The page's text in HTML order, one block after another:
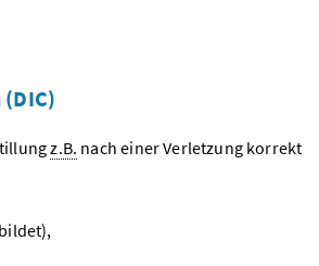
z.B. nach einer Verletzung korrekt